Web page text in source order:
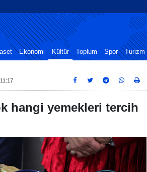
Ekonomi Kültür Toplum Spor Turizm
hangi yemekleri tercih